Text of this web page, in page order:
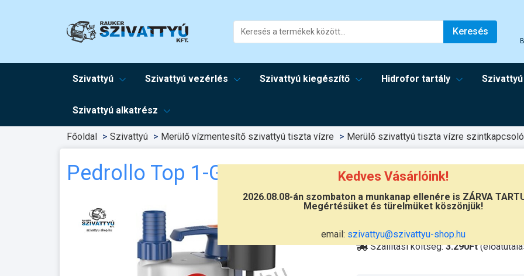
Kedves Vásárlóink!
2026.08.08-án szombaton a munkanap ellenére is ZÁRVA
Megértésüket és türelmüket köszönjük!
email: szivattyu@szivattyu-shop.hu
Keresés
Szivattyú Szivattyú vezérlés Szivattyú kiegészítő Hidrofor tartály
Szivattyú alkatrész
Főoldal Szivattyú Merülő vízmentesítő szivattyú tiszta vízre Merülő szivattyú tiszta vízre
Pedrollo Top 1-GM
Átvétel
Szállítási költség:3.290Ft